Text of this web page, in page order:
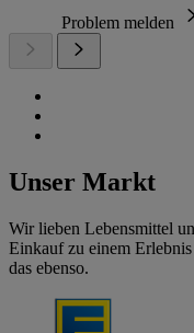
Problem melden
Unser Markt
Wir lieben Lebensmittel
Einkauf zu einem
das ebenso.